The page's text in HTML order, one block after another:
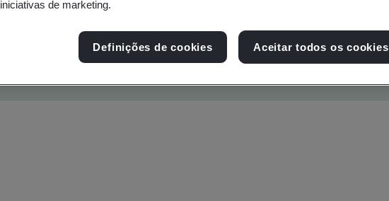
iniciativas de marketing.
Definições de cookies Aceitar todos os cookies